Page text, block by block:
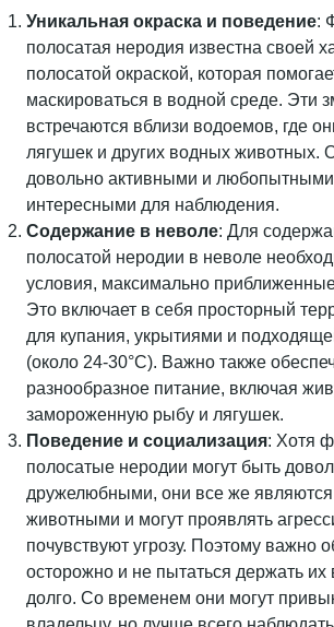
Уникальная окраска и поведение:
полосатая неродия известна своей
полосатой окраской, которая
маскироваться в водной среде. Эти
встречаются вблизи водоемов, где
лягушек и других водных животных.
довольно активными и
интересными для наблюдения.
Содержание в неволе: Для
полосатой неродии в неволе
условия, максимально
Это включает в себя просторный
для купания, укрытиями и
(около 24-30°C). Важно также
разнообразное питание, включая
замороженную рыбу и лягушек.
Поведение и социализация: Хотя
полосатые неродии могут быть
дружелюбными, они все же
животными и могут проявлять
почувствуют угрозу. Поэтому важно
осторожно и не пытаться держать их
долго. Со временем они могут